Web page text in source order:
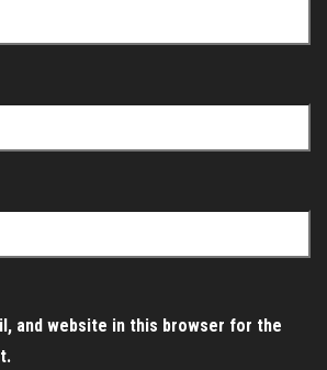
and website in this browser for the